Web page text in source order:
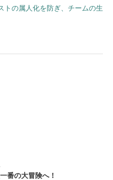
トの属人化を防ぎ、チームの生
番の大冒険へ！